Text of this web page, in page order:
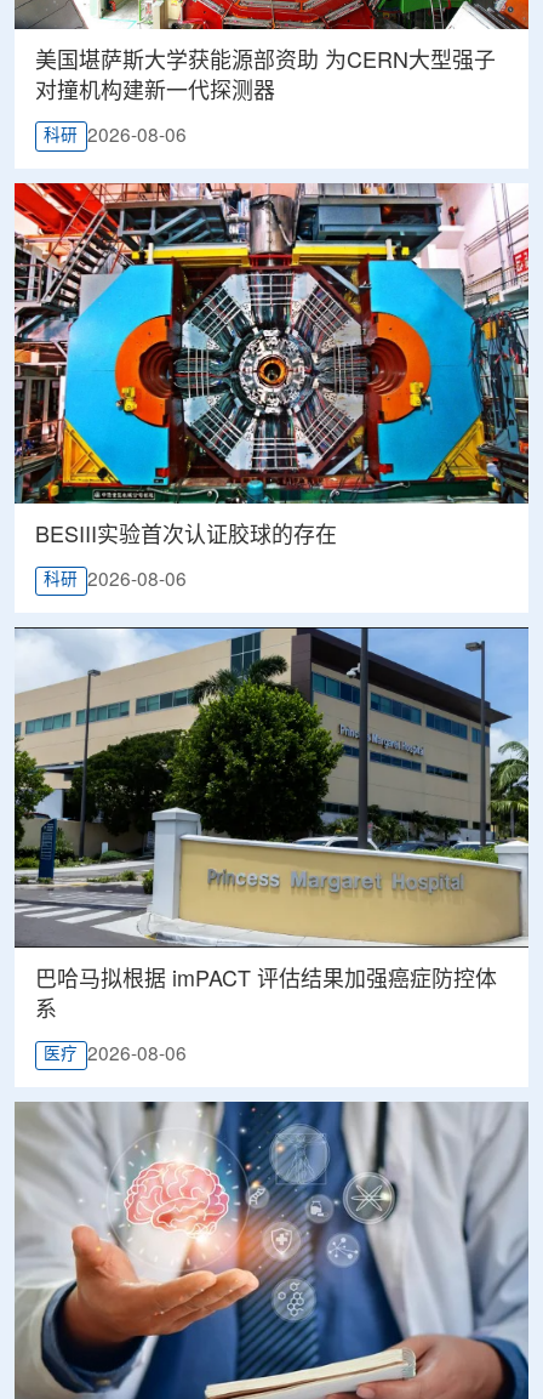
美国堪萨斯大学获能源部资助 为CERN大型强子
对撞机构建新一代探测器
科研 2026-08-06
BESIII实验首次认证胶球的存在
科研 2026-08-06
巴哈马拟根据 imPACT 评估结果加强癌症防控体
系
医疗 2026-08-06